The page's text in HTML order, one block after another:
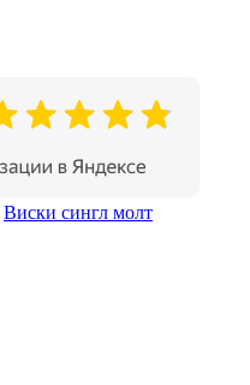
Виски сингл молт